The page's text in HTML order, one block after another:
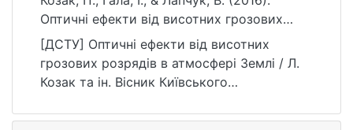
Оптичні ефекти від висотних грозових
розрядів в атмосфері Землі. Вісник
Київського національного університету
імені Тараса Шевченка. Астрономія,
https://doi.org/10.17721/BTSNUA.2016.53.11-
[ДСТУ] Оптичні ефекти від висотних
грозових розрядів в атмосфері Землі / Л.
Козак та ін. Вісник Київського
Шевченка. Астрономія. 2016. № 1(53). С. 11